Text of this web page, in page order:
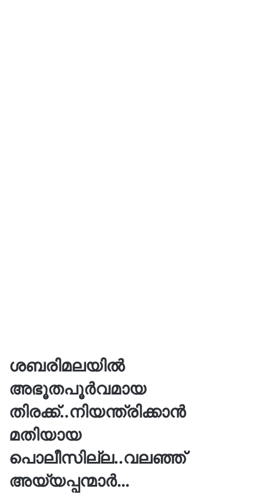
ശബരിമലയിൽ
അഭൂതപൂർവമായ
തിരക്ക്..നിയന്ത്രിക്കാൻ
മതിയായ
പൊലീസില്ല..വലഞ്ഞ്
അയ്യപ്പന്മാർ…